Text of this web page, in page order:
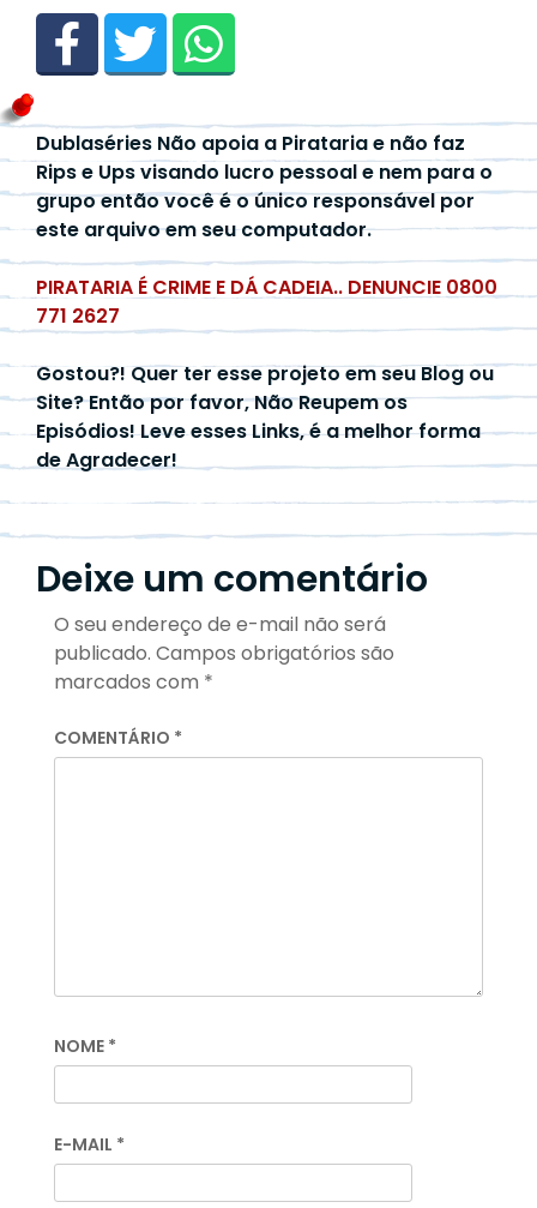
Dublaséries Não apoia a Pirataria e não faz
Rips e Ups visando lucro pessoal e nem para o
grupo então você é o único responsável por
este arquivo em seu computador.
PIRATARIA É CRIME E DÁ CADEIA.. DENUNCIE 0800
771 2627
Gostou?! Quer ter esse projeto em seu Blog ou
Site? Então por favor, Não Reupem os
Episódios! Leve esses Links, é a melhor forma
de Agradecer!
Deixe um comentário
O seu endereço de e-mail não será
publicado. Campos obrigatórios são
marcados com *
COMENTÁRIO *
NOME *
E-MAIL *